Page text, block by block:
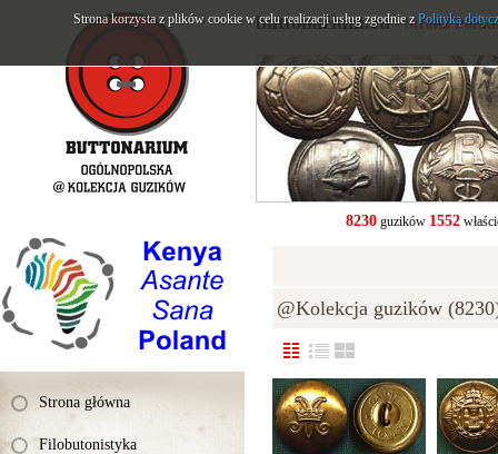
Strona główna
Filobutonistyka
buttonarium.eu- Strona
8230guzików 1552
@Kolekcja guzików
Strona korzysta z plików cookie w celu realizacji usług zgodnie zPolityką